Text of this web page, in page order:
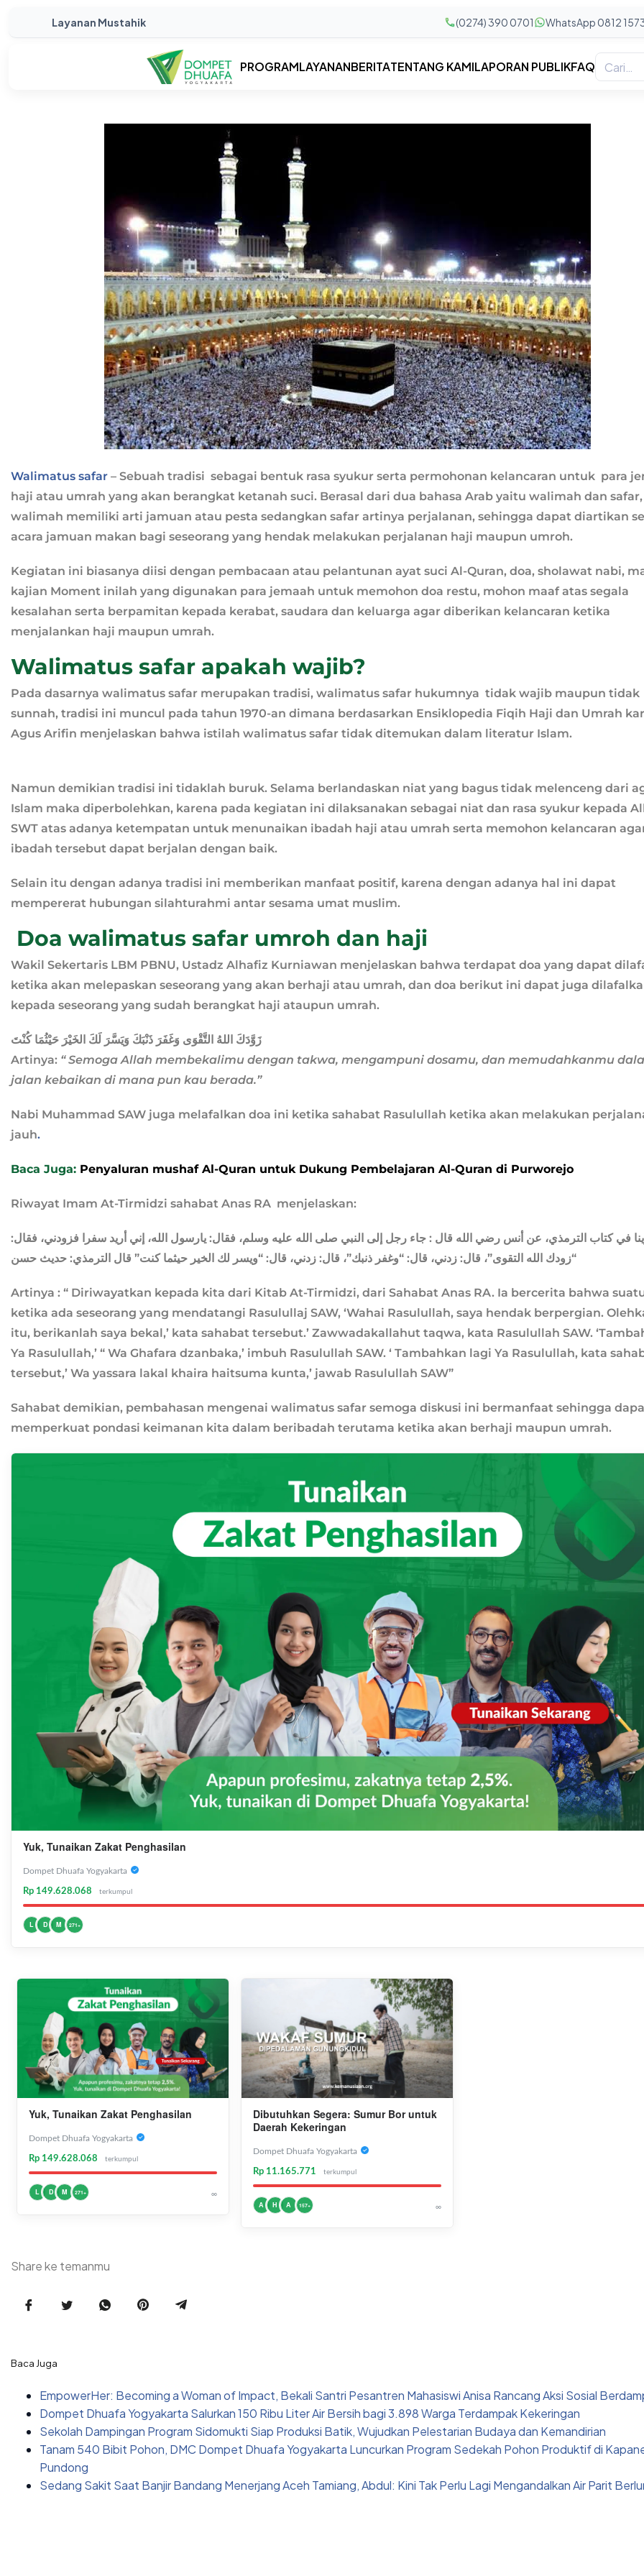
Layanan Mustahik (0274) 390 0701 WhatsApp 0812
PROGRAMLAYANANBERITATENTANG KAMILAPORAN PUBLIKFAQ
Walimatus safar – Sebuah tradisi sebagai bentuk rasa syukur serta permohonan kelancaran untuk para
haji atau umrah yang akan berangkat ketanah suci. Berasal dari dua bahasa Arab yaitu walimah dan safar,
walimah memiliki arti jamuan atau pesta sedangkan safar artinya perjalanan, sehingga dapat diartikan
acara jamuan makan bagi seseorang yang hendak melakukan perjalanan haji maupun umroh.
Kegiatan ini biasanya diisi dengan pembacaan atau pelantunan ayat suci Al-Quran, doa, sholawat nabi,
kajian Moment inilah yang digunakan para jemaah untuk memohon doa restu, mohon maaf atas segala
kesalahan serta berpamitan kepada kerabat, saudara dan keluarga agar diberikan kelancaran ketika
menjalankan haji maupun umrah.
Walimatus safar apakah wajib?
Pada dasarnya walimatus safar merupakan tradisi, walimatus safar hukumnya tidak wajib maupun tidak
sunnah, tradisi ini muncul pada tahun 1970-an dimana berdasarkan Ensiklopedia Fiqih Haji dan Umrah
Agus Arifin menjelaskan bahwa istilah walimatus safar tidak ditemukan dalam literatur Islam.
Namun demikian tradisi ini tidaklah buruk. Selama berlandaskan niat yang bagus tidak melenceng dari
Islam maka diperbolehkan, karena pada kegiatan ini dilaksanakan sebagai niat dan rasa syukur kepada
SWT atas adanya ketempatan untuk menunaikan ibadah haji atau umrah serta memohon kelancaran
ibadah tersebut dapat berjalan dengan baik.
Selain itu dengan adanya tradisi ini memberikan manfaat positif, karena dengan adanya hal ini dapat
mempererat hubungan silahturahmi antar sesama umat muslim.
Doa walimatus safar umroh dan haji
Wakil Sekertaris LBM PBNU, Ustadz Alhafiz Kurniawan menjelaskan bahwa terdapat doa yang dapat
ketika akan melepaskan seseorang yang akan berhaji atau umrah, dan doa berikut ini dapat juga
kepada seseorang yang sudah berangkat haji ataupun umrah.
Artinya: “ Semoga Allah membekalimu dengan takwa, mengampuni dosamu, dan memudahkanmu
jalan kebaikan di mana pun kau berada.”
Nabi Muhammad SAW juga melafalkan doa ini ketika sahabat Rasulullah ketika akan melakukan
jauh.
Baca Juga: Penyaluran mushaf Al-Quran untuk Dukung Pembelajaran Al-Quran di Purworejo
Riwayat Imam At-Tirmidzi sahabat Anas RA menjelaskan:
في كتاب الترمذي، عن أنس رضي الله قال : جاء رجل إلى النبي صلى الله عليه وسلم، فقال: يارسول الله، إني أريد سفرا فزودني، فقال:
“زودك الله التقوى”، قال: زدني، قال: “وغفر ذنبك”، قال: زدني، قال: “ويسر لك الخير حيثما كنت” قال الترمذي: حديث حسن
Artinya : “ Diriwayatkan kepada kita dari Kitab At-Tirmidzi, dari Sahabat Anas RA. Ia bercerita bahwa
ketika ada seseorang yang mendatangi Rasulullaj SAW, ‘Wahai Rasulullah, saya hendak berpergian.
itu, berikanlah saya bekal,’ kata sahabat tersebut.’ Zawwadakallahut taqwa, kata Rasulullah SAW.
Ya Rasulullah,’ “ Wa Ghafara dzanbaka,’ imbuh Rasulullah SAW. ‘ Tambahkan lagi Ya Rasulullah, kata
tersebut,’ Wa yassara lakal khaira haitsuma kunta,’ jawab Rasulullah SAW”
Sahabat demikian, pembahasan mengenai walimatus safar semoga diskusi ini bermanfaat sehingga
memperkuat pondasi keimanan kita dalam beribadah terutama ketika akan berhaji maupun umrah.
Yuk, Tunaikan Zakat Penghasilan
Dompet Dhuafa Yogyakarta
Rp 149.628.068 terkumpul
L D M 271+
Yuk, Tunaikan Zakat Penghasilan
Dompet Dhuafa Yogyakarta
Rp 149.628.068 terkumpul
L D M 271+ ∞
Dibutuhkan Segera: Sumur Bor untuk
Daerah Kekeringan
Dompet Dhuafa Yogyakarta
Rp 11.165.771 terkumpul
A H A 157+ ∞
Share ke temanmu
Baca Juga
EmpowerHer: Becoming a Woman of Impact, Bekali Santri Pesantren Mahasiswi Anisa Rancang Aksi Sosial
Dompet Dhuafa Yogyakarta Salurkan 150 Ribu Liter Air Bersih bagi 3.898 Warga Terdampak Kekeringan
Sekolah Dampingan Program Sidomukti Siap Produksi Batik, Wujudkan Pelestarian Budaya dan Kemandirian
Tanam 540 Bibit Pohon, DMC Dompet Dhuafa Yogyakarta Luncurkan Program Sedekah Pohon Produktif di
Pundong
Sedang Sakit Saat Banjir Bandang Menerjang Aceh Tamiang, Abdul: Kini Tak Perlu Lagi Mengandalkan Air Parit